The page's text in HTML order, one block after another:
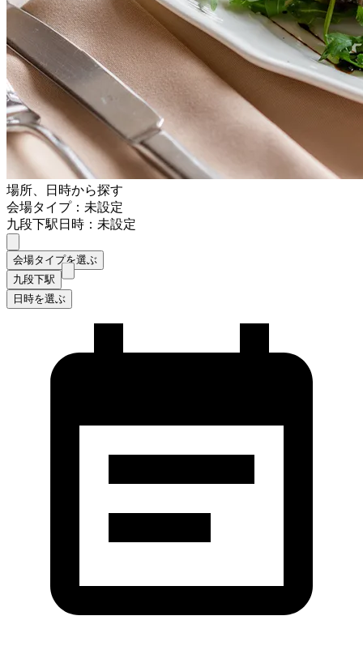
場所、日時から探す
会場タイプ：未設定
九段下駅日時：未設定
会場タイプを選ぶ
九段下駅
日時を選ぶ